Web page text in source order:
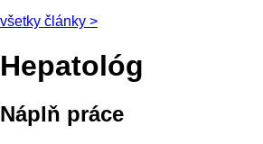
všetky články >
Hepatológ
Náplň práce